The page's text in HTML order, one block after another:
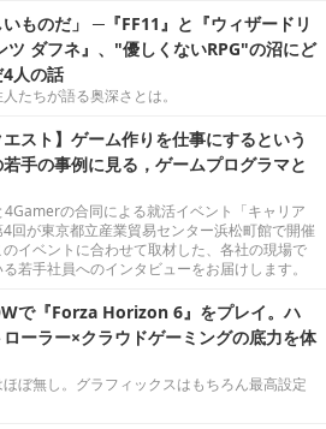
いものだ」 ─『FF11』と『ウィザードリ
ツ ダフネ』、"優しくないRPG"の沼にど
人の話
たちが語る奥深さとは。
エスト】ゲーム作りを仕事にするという
手の事例に見る，ゲームプログラマと
の合同による就活イベント「キャリア
回が東京都立産業貿易センター浜松町館で開催
イベントに合わせて取材した、各社の現場で
若手社員へのインタビューをお届けします。
で『Forza Horizon 6』をプレイ。ハ
ーラー×クラウドゲーミングの底力を体
ぼ無し。グラフィックスはもちろん最高設定